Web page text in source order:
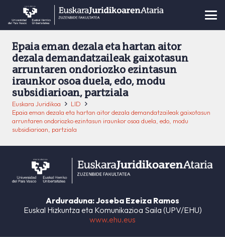
Epaia eman dezala eta hartan aitor
dezala demandatzaileak gaixotasun
arruntaren ondoriozko ezintasun
iraunkor osoa duela, edo, modu
subsidiarioan, partziala
Euskara Juridikoa
LID
Epaia eman dezala eta hartan aitor dezala demandatzaileak gaixotasun
arruntaren ondoriozko ezintasun iraunkor osoa duela, edo, modu
subsidiarioan, partziala
Arduraduna: Joseba Ezeiza Ramos
Euskal Hizkuntza eta Komunikazioa Saila (UPV/EHU)
www.ehu.eus